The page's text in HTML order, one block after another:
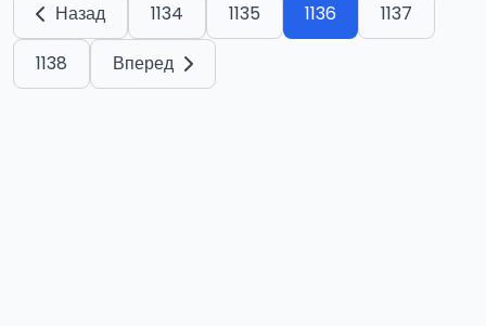
Назад 1134 1135 1136
1137
1138
Вперед